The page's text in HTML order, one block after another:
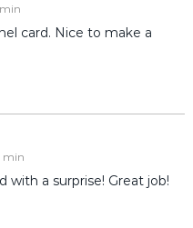
card. Nice to make a
min
with a surprise! Great job!